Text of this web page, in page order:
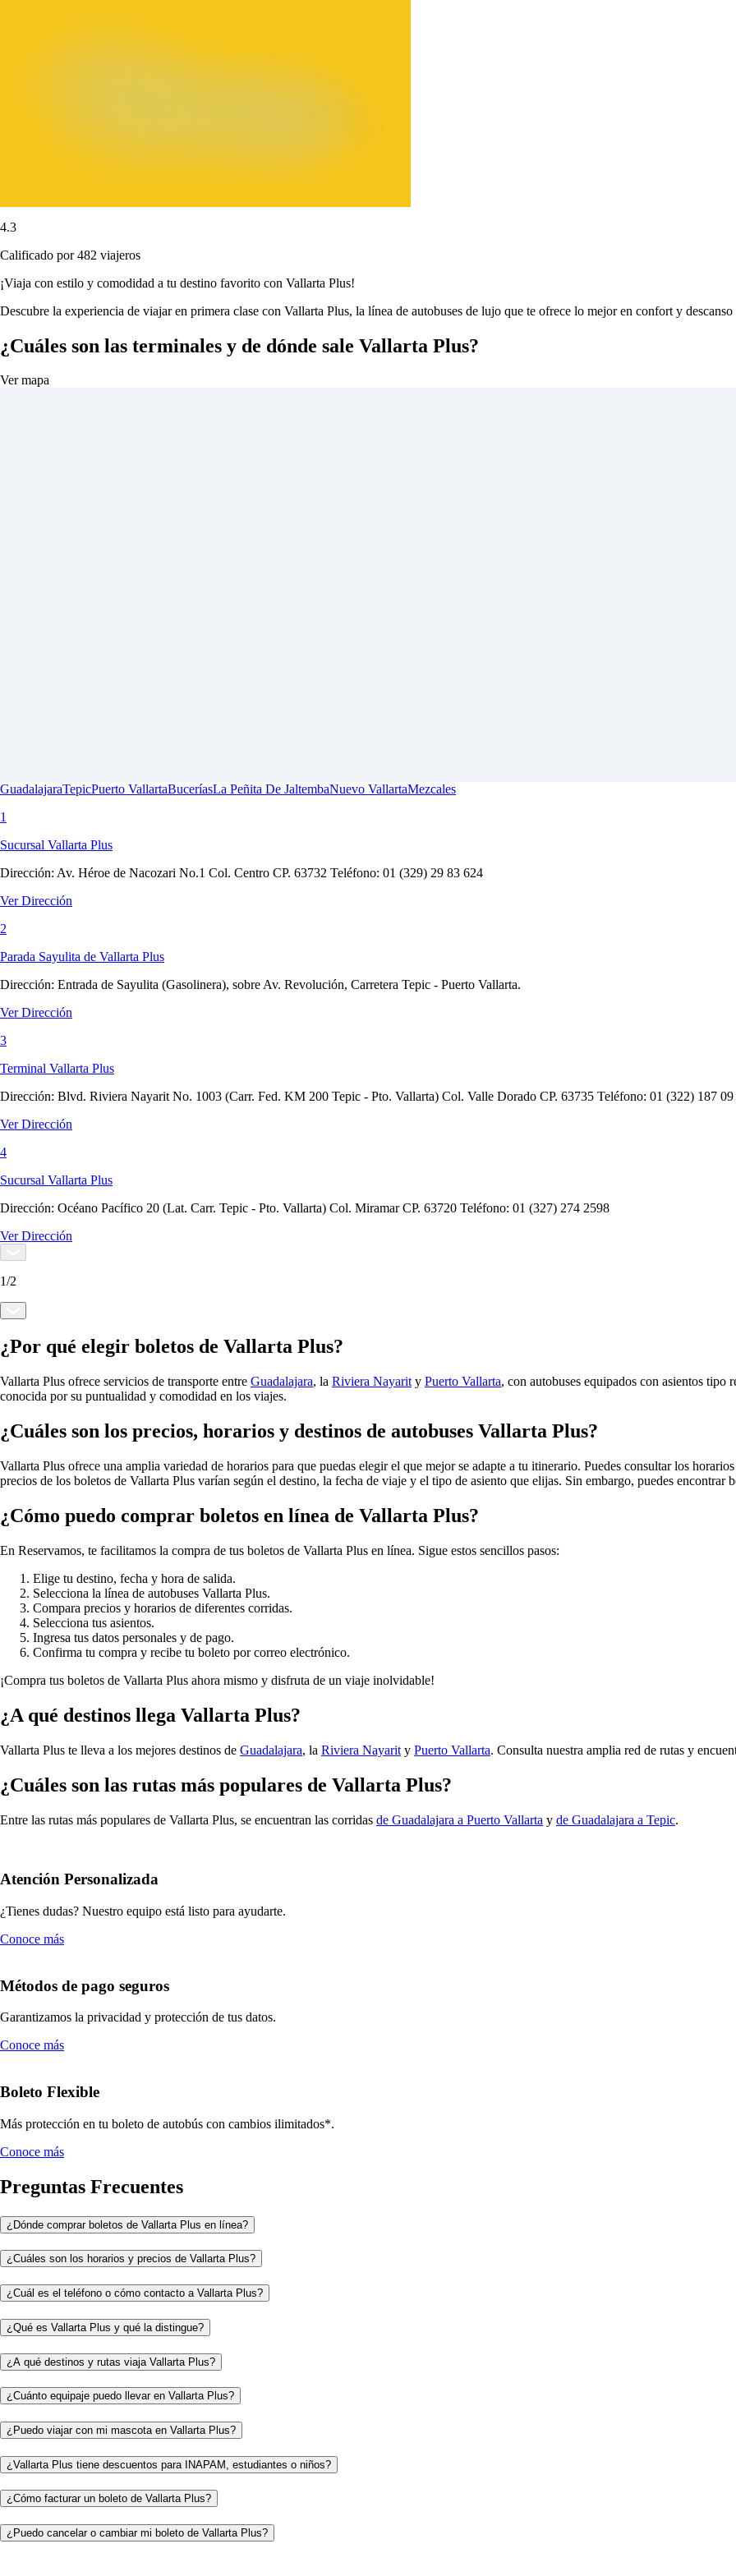
4.3
Calificado por 482 viajeros
¡Viaja con estilo y comodidad a tu destino favorito con Vallarta Plus!
Descubre la experiencia de viajar en primera clase con Vallarta Plus, la línea de autobuses de lujo que te ofrece lo mejor en confort y
¿Cuáles son las terminales y de dónde sale Vallarta Plus?
Ver mapa
GuadalajaraTepicPuerto VallartaBuceríasLa Peñita De JaltembaNuevo VallartaMezcales
1
Sucursal Vallarta Plus
Dirección: Av. Héroe de Nacozari No.1 Col. Centro CP. 63732 Teléfono: 01 (329) 29 83 624
Ver Dirección
2
Parada Sayulita de Vallarta Plus
Dirección: Entrada de Sayulita (Gasolinera), sobre Av. Revolución, Carretera Tepic - Puerto Vallarta.
Ver Dirección
3
Terminal Vallarta Plus
Dirección: Blvd. Riviera Nayarit No. 1003 (Carr. Fed. KM 200 Tepic - Pto. Vallarta) Col. Valle Dorado CP. 63735 Teléfono: 01 (322) 187 09
Ver Dirección
4
Sucursal Vallarta Plus
Dirección: Océano Pacífico 20 (Lat. Carr. Tepic - Pto. Vallarta) Col. Miramar CP. 63720 Teléfono: 01 (327) 274 2598
Ver Dirección
1/2
¿Por qué elegir boletos de Vallarta Plus?
Vallarta Plus ofrece servicios de transporte entre Guadalajara, la Riviera Nayarit y Puerto Vallarta, con autobuses equipados con asientos
conocida por su puntualidad y comodidad en los viajes.
¿Cuáles son los precios, horarios y destinos de autobuses Vallarta Plus?
Vallarta Plus ofrece una amplia variedad de horarios para que puedas elegir el que mejor se adapte a tu itinerario. Puedes consultar los
precios de los boletos de Vallarta Plus varían según el destino, la fecha de viaje y el tipo de asiento que elijas. Sin embargo, puedes
¿Cómo puedo comprar boletos en línea de Vallarta Plus?
En Reservamos, te facilitamos la compra de tus boletos de Vallarta Plus en línea. Sigue estos sencillos pasos:
Elige tu destino, fecha y hora de salida.
Selecciona la línea de autobuses Vallarta Plus.
Compara precios y horarios de diferentes corridas.
Selecciona tus asientos.
Ingresa tus datos personales y de pago.
Confirma tu compra y recibe tu boleto por correo electrónico.
¡Compra tus boletos de Vallarta Plus ahora mismo y disfruta de un viaje inolvidable!
¿A qué destinos llega Vallarta Plus?
Vallarta Plus te lleva a los mejores destinos de Guadalajara, la Riviera Nayarit y Puerto Vallarta. Consulta nuestra amplia red de rutas y
¿Cuáles son las rutas más populares de Vallarta Plus?
Entre las rutas más populares de Vallarta Plus, se encuentran las corridas de Guadalajara a Puerto Vallarta y de Guadalajara a Tepic.
Atención Personalizada
¿Tienes dudas? Nuestro equipo está listo para ayudarte.
Conoce más
Métodos de pago seguros
Garantizamos la privacidad y protección de tus datos.
Conoce más
Boleto Flexible
Más protección en tu boleto de autobús con cambios ilimitados*.
Conoce más
Preguntas Frecuentes
¿Dónde comprar boletos de Vallarta Plus en línea?
¿Cuáles son los horarios y precios de Vallarta Plus?
¿Cuál es el teléfono o cómo contacto a Vallarta Plus?
¿Qué es Vallarta Plus y qué la distingue?
¿A qué destinos y rutas viaja Vallarta Plus?
¿Cuánto equipaje puedo llevar en Vallarta Plus?
¿Puedo viajar con mi mascota en Vallarta Plus?
¿Vallarta Plus tiene descuentos para INAPAM, estudiantes o niños?
¿Cómo facturar un boleto de Vallarta Plus?
¿Puedo cancelar o cambiar mi boleto de Vallarta Plus?